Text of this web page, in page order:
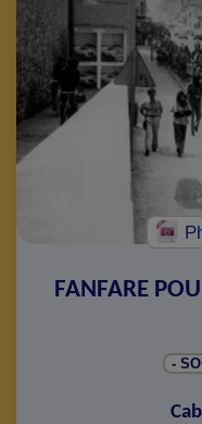
FANFARE
-